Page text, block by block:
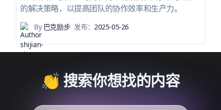
的解决策略，以提高团队的协作效率和生产力。
By巴克励步 发布：2025-05-26
👏 搜索你想找的内容